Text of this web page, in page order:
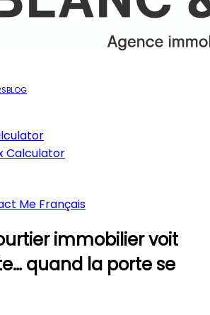
BLOG
Calculator
Me Français
immobilier voit
quand la porte se